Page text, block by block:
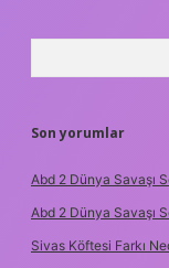
Son yorumlar
Abd 2 Dünya Savaşı
Abd 2 Dünya Savaşı
Sivas Köftesi Farkı